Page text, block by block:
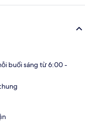
buổi sáng từ 6:00 -